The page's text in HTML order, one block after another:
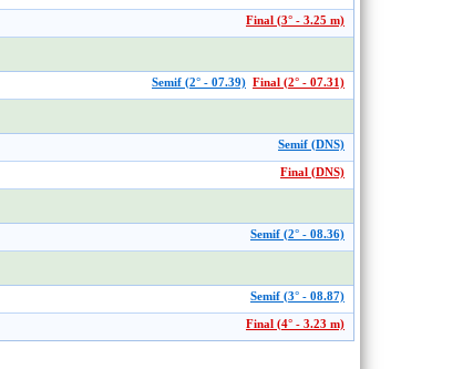
Final (3° - 3.25 m)
Final (2° - 07.31)
Semif (2° - 07.39)
Semif (DNS)
Final (DNS)
Semif (2° - 08.36)
Semif (3° - 08.87)
Final (4° - 3.23 m)